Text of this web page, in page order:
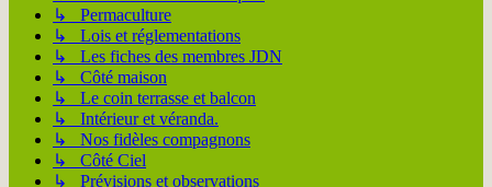
↳ Permaculture
↳ Lois et réglementations
↳ Les fiches des membres JDN
↳ Côté maison
↳ Le coin terrasse et balcon
↳ Intérieur et véranda.
↳ Nos fidèles compagnons
↳ Côté Ciel
↳ Prévisions et observations